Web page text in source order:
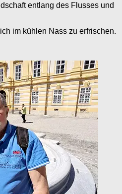
entlang des Flusses und
im kühlen Nass zu erfrischen.